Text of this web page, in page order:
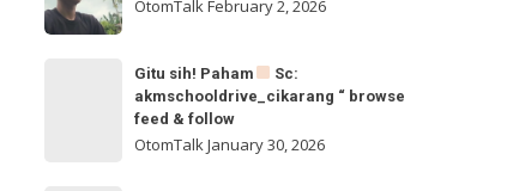
browse
@otomtalk
OtomTalkFebruary 2, 2026
Gitu sih! Paham
Sc:
akmschooldrive_cikarang “ browse
feed & follow
OtomTalkJanuary 30, 2026